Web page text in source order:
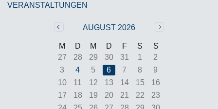
VERANSTALTUNGEN
AUGUST 2026
Zurück ‹‹
M D M D F S
S
27
28 29 30 31 1
2
3
4 5 6 7 8
9
10
11 12 13 14 15
16
17
18 19 20 21 22
23